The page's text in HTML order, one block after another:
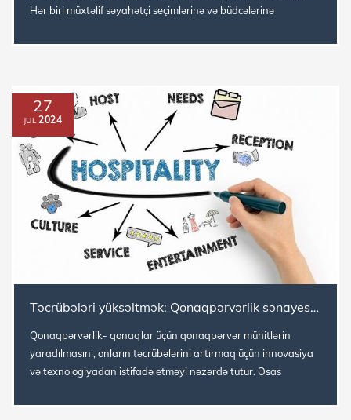
Hər biri müxtəlif səyahətçi seçimlərinə və büdcələrinə
Təcrübələri yüksəltmək: Qonaqpərvərlik sənayesinin dinamikasını anlamaq
Qonaqpərvərlik- qonaqlar üçün qonaqpərvər mühitlərin
yaradılmasını, onların təcrübələrini artırmaq üçün innovasiya
və texnologiyadan istifadə etməyi nəzərdə tutur. Əsas
27
JUL 2024